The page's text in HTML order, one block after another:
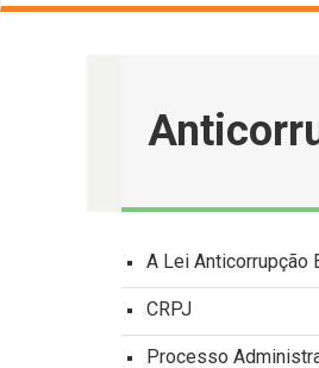
o
A Lei Anticorrupção
CRPJ
Processo